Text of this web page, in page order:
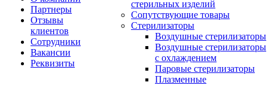
Партнеры
Отзывы
клиентов
Сотрудники
Вакансии
Реквизиты
стерильных изделий
Сопутствующие товары
Стерилизаторы
Воздушные стерилизаторы
Воздушные стерилизаторы
с охлаждением
Паровые стерилизаторы
Плазменные